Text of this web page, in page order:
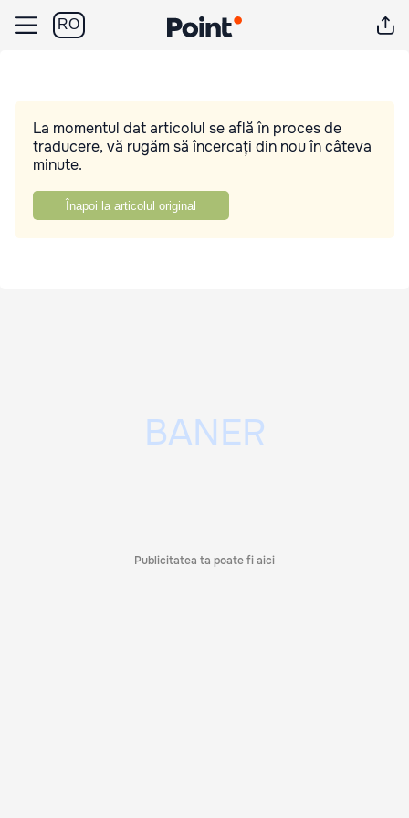
RO
La momentul dat articolul se află în proces de
traducere, vă rugăm să încercați din nou în câteva
minute.
Înapoi la articolul original
Publicitatea ta poate fi aici